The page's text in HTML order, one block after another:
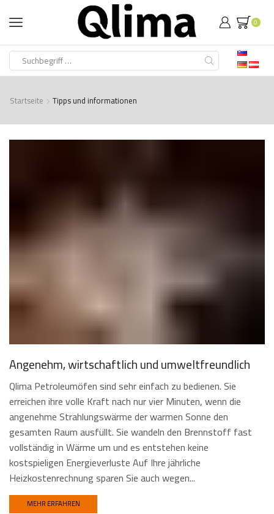
0
Search
input
Startseite Tipps und informationen
Angenehm, wirtschaftlich und umweltfreundlich
Qlima Petroleumöfen sind sehr einfach zu bedienen. Sie
erreichen ihre volle Kraft nach nur vier Minuten, wenn die
angenehme Strahlungswärme der warmen Sonne den
gesamten Raum ausfüllt. Sie wandeln den Brennstoff fast
vollständig in Wärme um und es entstehen keine
kostspieligen Energieverluste Auf Ihre jährliche
Heizkostenrechnung sparen Sie auch wegen...
MEHR ERFAHREN